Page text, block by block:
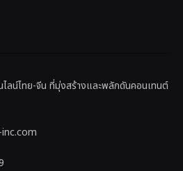
ลน์ไทย-จีน ที่มุ่งสร้างและพลักดันคอนเทนต์